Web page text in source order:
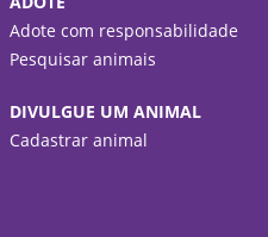
Adote com responsabilidade
Pesquisar animais
DIVULGUE UM ANIMAL
Cadastrar animal